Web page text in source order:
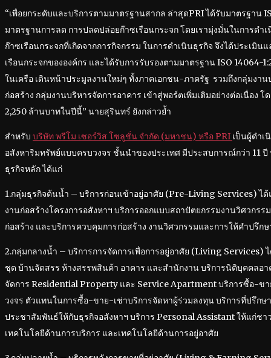
“เพื่อยกระดับและบริการตามมาตรฐานสากล ล่าสุดPRI ได้รับมาตรฐาน
มาตรฐานการลด การปลดปล่อยก๊าซเรือนกระจก โดยเรามุ่งมั่นในการดำ
ก๊าซเรือนกระจกที่เกิดจากการกิจกรรม ในการดำเนินธุรกิจ จึงได้ประเมิน
เรือนกระจกขององค์กร และได้รับการรับรองตามมาตรฐาน ISO 14064-
ในเครือ เดินหน้าประมูลงานใหม่ๆ ทั้งภาคเอกชน-ภาครัฐ รวมถึงกลุ่มงา
ก่อสร้าง กลุ่มงานบริหารจัดการอาคาร เข้าสู่พอร์ตเพิ่มเติมอย่างต่อเนื่อง โ
2,250 ล้านบาทในปีนี้” นายสุรินทร์ ยังกล่าวย้ำ
สำหรับ บริษัท พรีโม เซอร์วิส โซลูชั่น จำกัด (มหาชน) หรือ PRI เป็นผู้ดำเ
อสังหาริมทรัพย์แบบครบวงจร ชั้นนำของประเทศ มีประสบการณ์กว่า 11
ธุรกิจหลัก ได้แก่
1.กลุ่มธุรกิจต้นน้ำ – บริการก่อนเข้าอยู่อาศัย (Pre-Living Services) ไ
งานก่อสร้างโครงการอสังหาฯ บริการออกแบบสถาปัตยกรรมงานวิศวกรร
ก่อสร้าง และบริการควบคุมการก่อสร้าง งานวิศวกรรมและการให้คำปรึก
2.กลุ่มกลางน้ำ – บริการการจัดการเพื่อการอยู่อาศัย (Living Services)
ชุด บ้านจัดสรร ห้างสรรพสินค้า อาคาร และสำนักงาน บริการนิติบุคคลอ
จัดการ Residential Property และ Service Apartment บริการซื้อ-ข
วงจร ตัวแทนในการซื้อ-ขาย-เช่าบริการจัดหาผู้ร่วมลงทุน บริการที่ปรึก
ประชาสัมพันธ์ให้กับธุรกิจอสังหาฯ บริการ Personal Assistant ให้แก่ช
เทคโนโลยีด้านการบริการ และเทคโนโลยีด้านการอยู่อาศัย